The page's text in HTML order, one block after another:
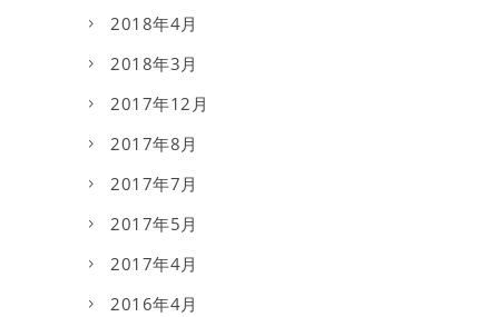
2018年4月
2018年3月
2017年12月
2017年8月
2017年7月
2017年5月
2017年4月
2016年4月